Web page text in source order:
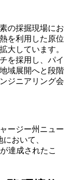
の採掘現場にお
を利用した原位
大しています。
を採用し、パイ
域展開へと段階
ジニアリング会
ージー州ニュー
おいて、
達成されたこ